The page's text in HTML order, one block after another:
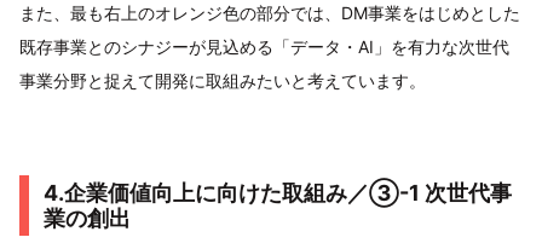
また、最も右上のオレンジ色の部分では、DM事業をはじめとした
既存事業とのシナジーが見込める「データ・AI」を有力な次世代
事業分野と捉えて開発に取組みたいと考えています。
4.企業価値向上に向けた取組み／③-1 次世代事
業の創出